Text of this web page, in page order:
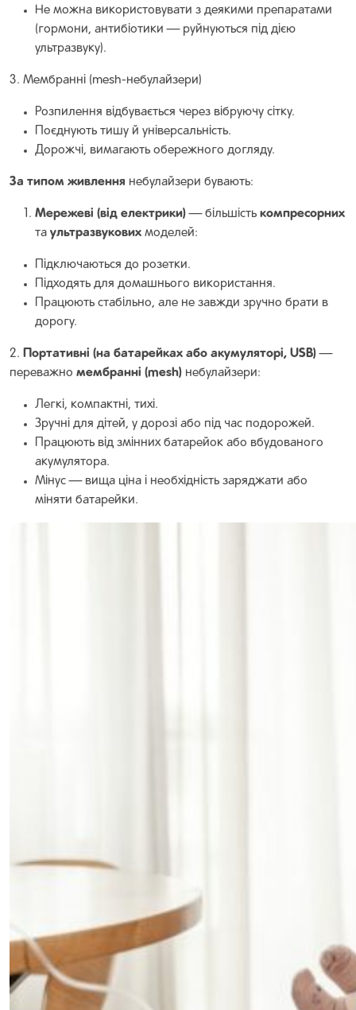
Не можна використовувати з деякими препаратами
(гормони, антибіотики — руйнуються під дією
ультразвуку).
3. Мембранні (mesh-небулайзери)
Розпилення відбувається через вібруючу сітку.
Поєднують тишу й універсальність.
Дорожчі, вимагають обережного догляду.
За типом живлення небулайзери бувають:
Мережеві (від електрики) — більшість компресорних
та ультразвукових моделей:
Підключаються до розетки.
Підходять для домашнього використання.
Працюють стабільно, але не завжди зручно брати в
дорогу.
2. Портативні (на батарейках або акумуляторі, USB) —
переважно мембранні (mesh) небулайзери:
Легкі, компактні, тихі.
Зручні для дітей, у дорозі або під час подорожей.
Працюють від змінних батарейок або вбудованого
акумулятора.
Мінус — вища ціна і необхідність заряджати або
міняти батарейки.